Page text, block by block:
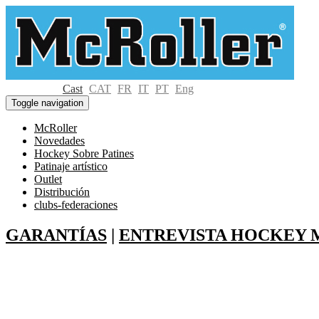
Cast CAT FR IT PT Eng
Toggle navigation
McRoller
Novedades
Hockey Sobre Patines
Patinaje artístico
Outlet
Distribución
clubs-federaciones
GARANTÍAS | ENTREVISTA HOCKEY